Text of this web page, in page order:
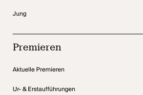
Jung
Premieren
Aktuelle Premieren
Ur- & Erstaufführungen